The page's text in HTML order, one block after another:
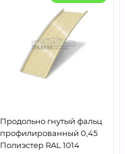
Продольно гнутый фальц
профилированный 0,45
Полиэстер RAL 1014